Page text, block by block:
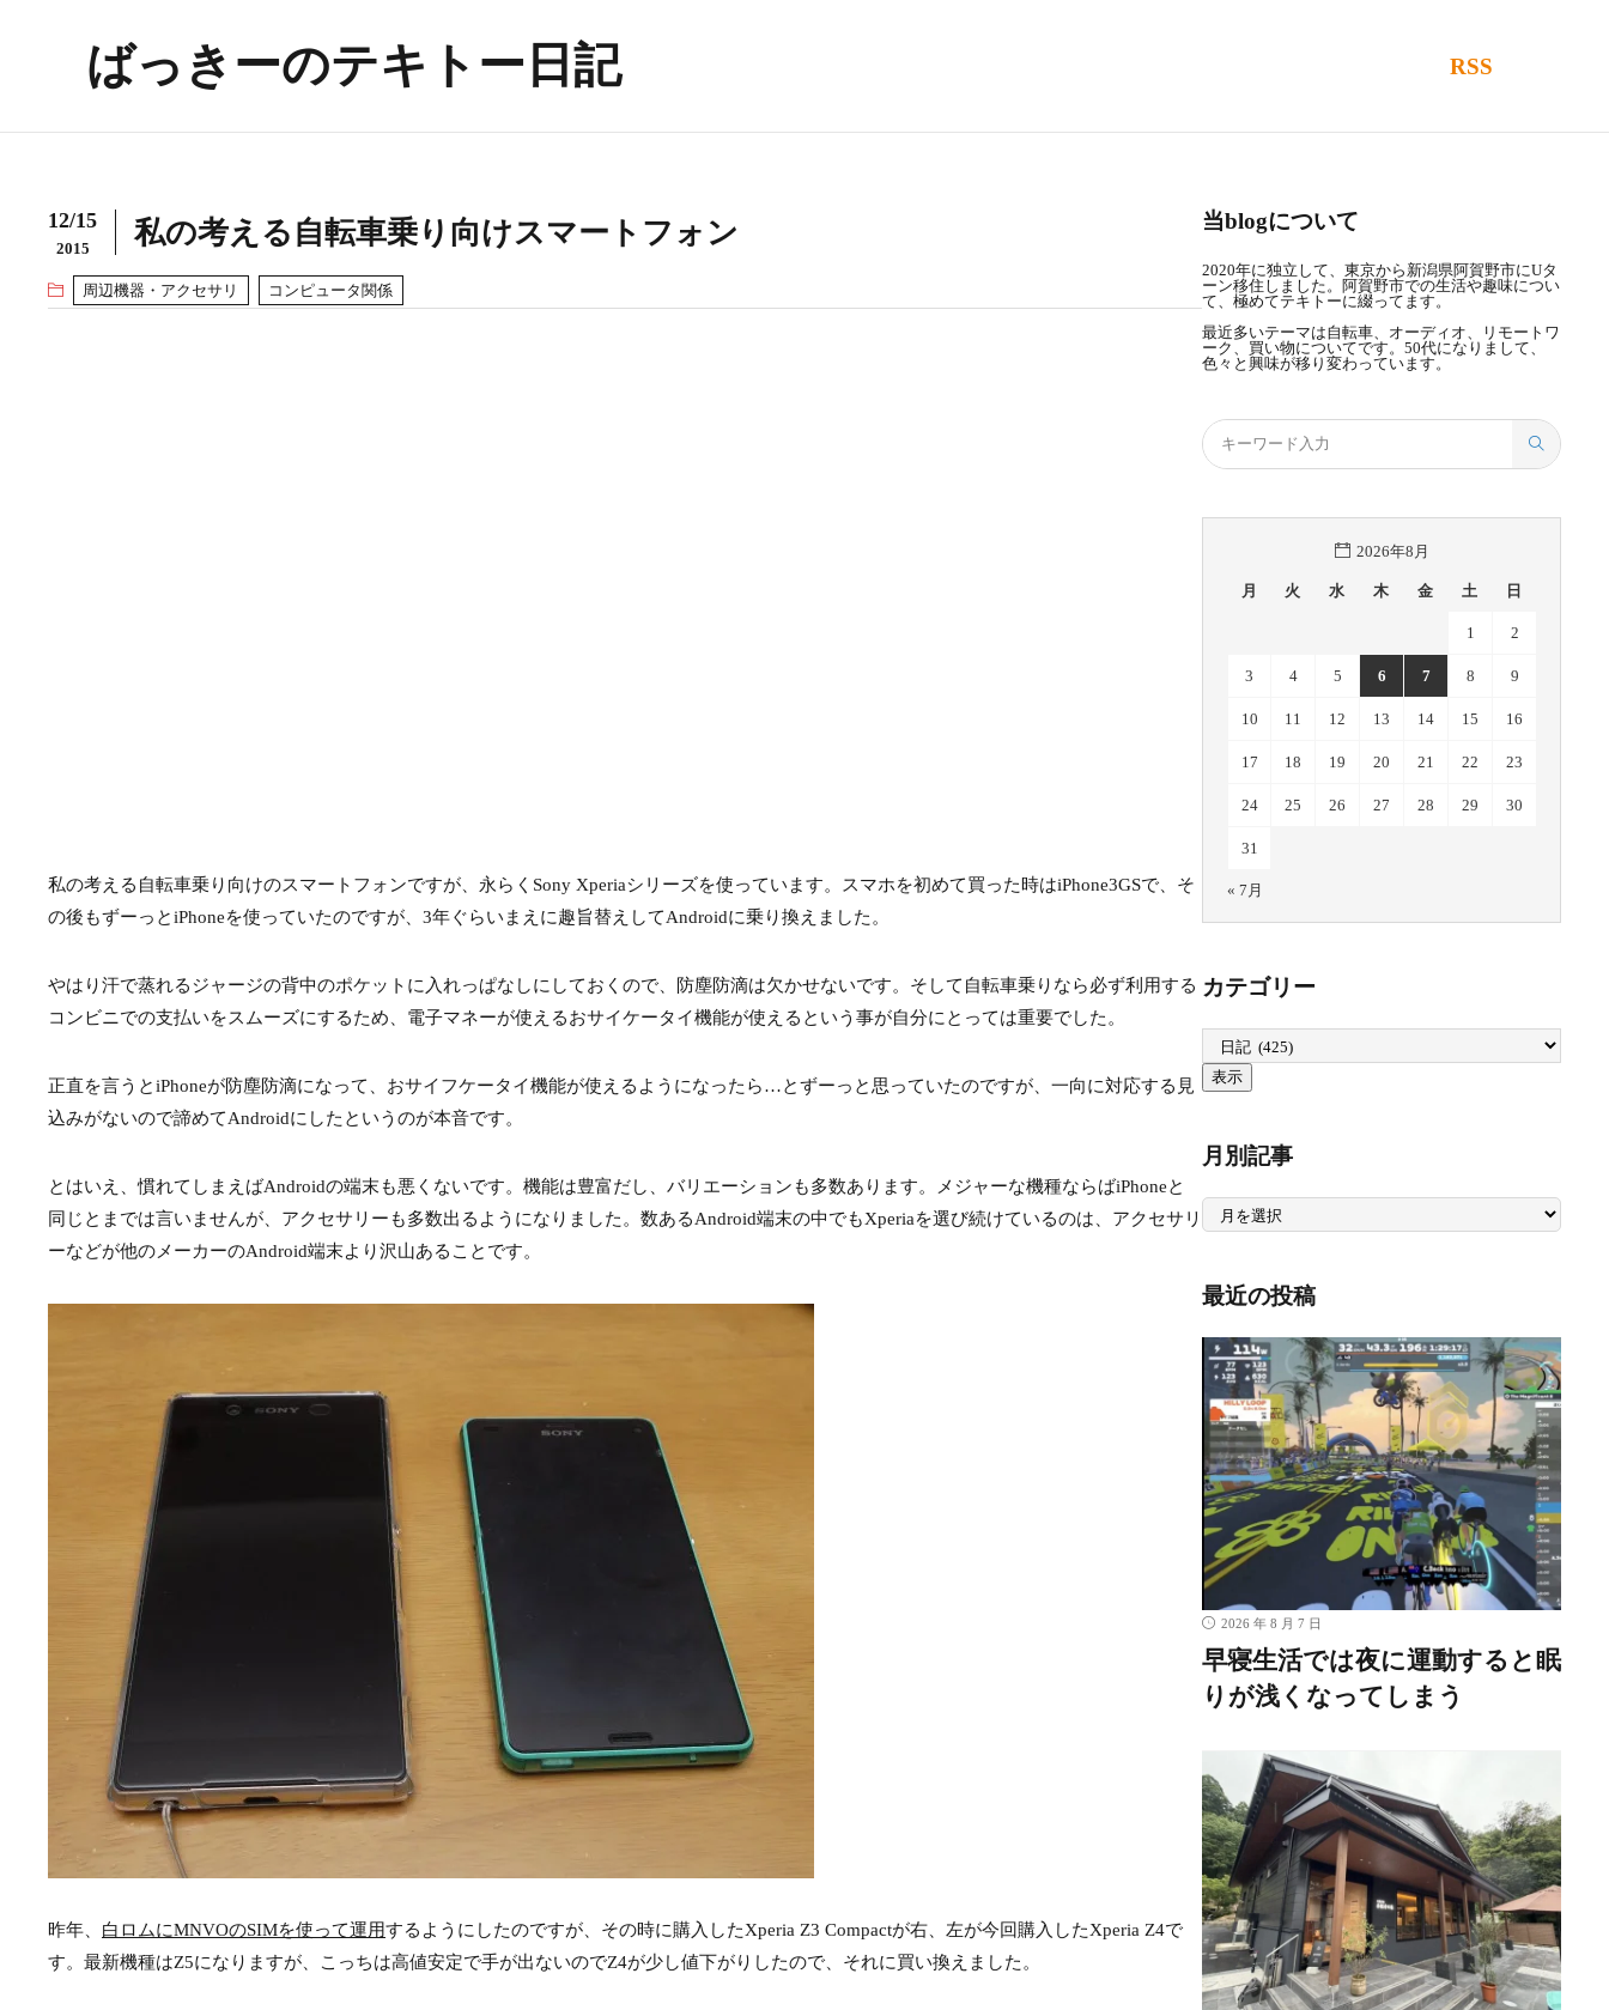
ばっきーのテキトー日記 RSS
12/15
2015 私の考える自転車乗り向けスマートフォン
周辺機器・アクセサリ コンピュータ関係
私の考える自転車乗り向けのスマートフォンですが、永らくSony Xperiaシリーズを使っています。スマホを初めて買った時はiPhone3GSで、そ
の後もずーっとiPhoneを使っていたのですが、3年ぐらいまえに趣旨替えしてAndroidに乗り換えました。
やはり汗で蒸れるジャージの背中のポケットに入れっぱなしにしておくので、防塵防滴は欠かせないです。そして自転車乗りなら必ず利用する
コンビニでの支払いをスムーズにするため、電子マネーが使えるおサイケータイ機能が使えるという事が自分にとっては重要でした。
正直を言うとiPhoneが防塵防滴になって、おサイフケータイ機能が使えるようになったら…とずーっと思っていたのですが、一向に対応する見
込みがないので諦めてAndroidにしたというのが本音です。
とはいえ、慣れてしまえばAndroidの端末も悪くないです。機能は豊富だし、バリエーションも多数あります。メジャーな機種ならばiPhoneと
同じとまでは言いませんが、アクセサリーも多数出るようになりました。数あるAndroid端末の中でもXperiaを選び続けているのは、アクセサリ
ーなどが他のメーカーのAndroid端末より沢山あることです。
昨年、 白ロムにMNVOのSIMを使って運用するようにしたのですが、その時に購入したXperia Z3 Compactが右、左が今回購入したXperia Z4で
す。最新機種はZ5になりますが、こっちは高値安定で手が出ないのでZ4が少し値下がりしたので、それに買い換えました。
当blogについて
2020年に独立して、東京から新潟県阿賀野市にUタ
ーン移住しました。阿賀野市での生活や趣味につい
て、極めてテキトーに綴ってます。
最近多いテーマは自転車、オーディオ、リモートワ
ーク、買い物についてです。50代になりまして、
色々と興味が移り変わっています。
2026年8月
月 火 水 木 金 土 日
1 2
3 4 5 6 7 8 9
10 11 12 13 14 15 16
17 18 19 20 21 22 23
24 25 26 27 28 29 30
31
« 7月
カテゴリー
月別記事
月
記
最近の投稿
2026 年 8 月 7 日
早寝生活では夜に運動すると眠
りが浅くなってしまう